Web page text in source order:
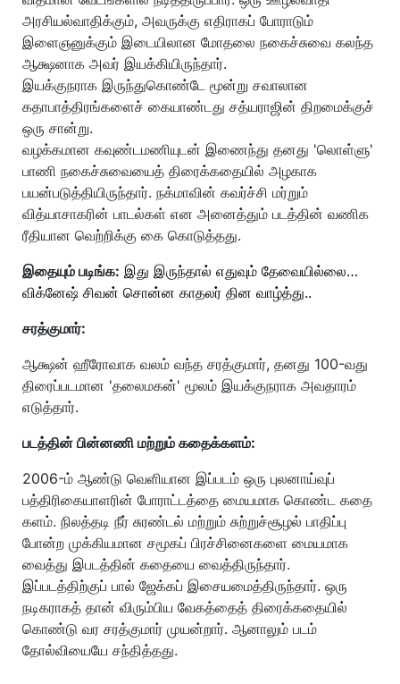
அரசியல்வாதிக்கும், அவருக்கு எதிராகப் போராடும்
இளைஞனுக்கும் இடையிலான மோதலை நகைச்சுவை கலந்த
ஆக்ஷனாக அவர் இயக்கியிருந்தார்.
இயக்குநராக இருந்துகொண்டே மூன்று சவாலான
கதாபாத்திரங்களைச் கையாண்டது சத்யராஜின் திறமைக்குச்
ஒரு சான்று.
வழக்கமான கவுண்டமணியுடன் இணைந்து தனது 'லொள்ளு'
பாணி நகைச்சுவையைத் திரைக்கதையில் அழகாக
பயன்படுத்தியிருந்தார். நக்மாவின் கவர்ச்சி மர்றும்
வித்யாசாகரின் பாடல்கள் என அனைத்தும் படத்தின் வணிக
ரீதியான வெற்றிக்கு கை கொடுத்தது.
இதையும் படிங்க: இது இருந்தால் எதுவும் தேவையில்லை…
விக்னேஷ் சிவன் சொன்ன காதலர் தின வாழ்த்து..
சரத்குமார்:
ஆக்ஷன் ஹீரோவாக வலம் வந்த சரத்குமார், தனது 100-வது
திரைப்படமான 'தலைமகன்' மூலம் இயக்குநராக அவதாரம்
எடுத்தார்.
படத்தின் பின்னணி மற்றும் கதைக்களம்:
2006-ம் ஆண்டு வெளியான இப்படம் ஒரு புலனாய்வுப்
பத்திரிகையாளரின் போராட்டத்தை மையமாக கொண்ட கதை
களம். நிலத்தடி நீர் சுரண்டல் மற்றும் சுற்றுச்சூழல் பாதிப்பு
போன்ற முக்கியமான சமூகப் பிரச்சினைகளை மையமாக
வைத்து இபடத்தின் கதையை வைத்திருந்தார்.
இப்படத்திற்குப் பால் ஜேக்கப் இசையமைத்திருந்தார். ஒரு
நடிகராகத் தான் விரும்பிய வேகத்தைத் திரைக்கதையில்
கொண்டு வர சரத்குமார் முயன்றார். ஆனாலும் படம்
தோல்வியையே சந்தித்தது.